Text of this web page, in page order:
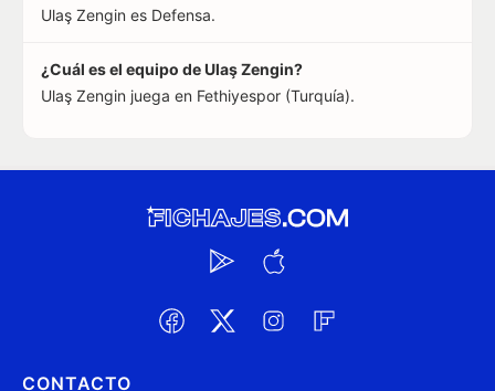
Ulaş Zengin es Defensa.
¿Cuál es el equipo de Ulaş Zengin?
Ulaş Zengin juega en Fethiyespor (Turquía).
CONTACTO